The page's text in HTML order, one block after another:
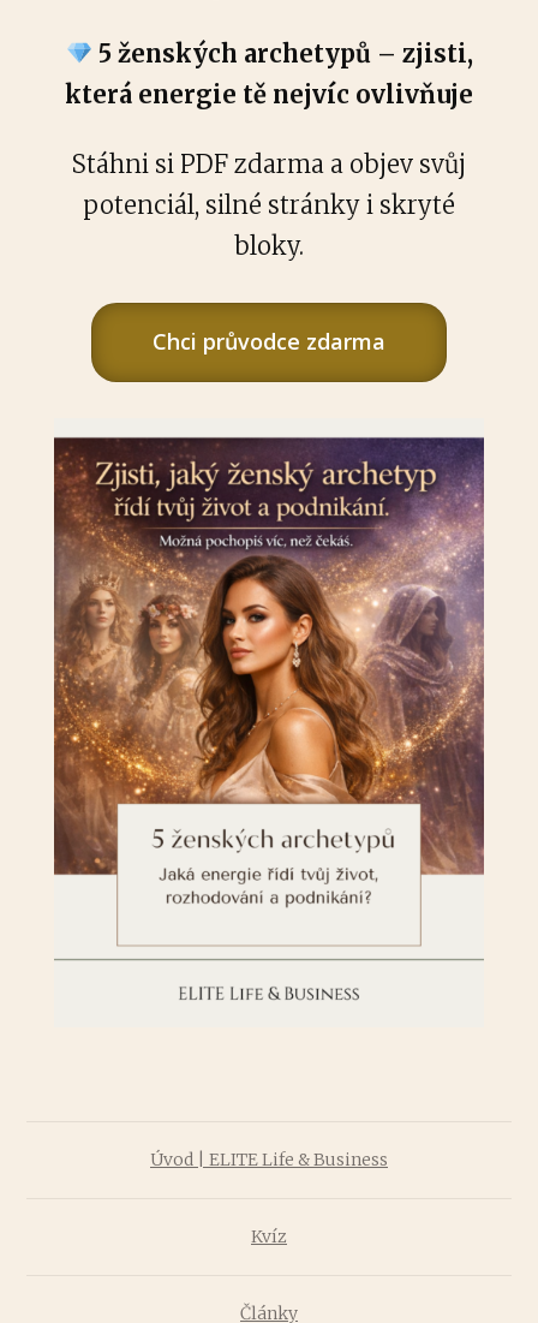
5 ženských archetypů – zjisti,
která energie tě nejvíc ovlivňuje
Stáhni si PDF zdarma a objev svůj
potenciál, silné stránky i skryté
bloky.
Chci průvodce zdarma
Úvod | ELITE Life & Business
Kvíz
Články